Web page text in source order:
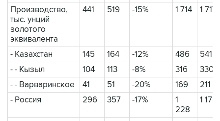
Производство,
тыс. унций
золотого
эквивалента
441 519 -15% 1 714 1 717
- Казахстан 145 164 -12% 486
541
- - Кызыл
104 113 -8% 316
330
- - Варваринское
41 51 -20% 169
211
- Россия
296 357 -17%
1
228
1 178